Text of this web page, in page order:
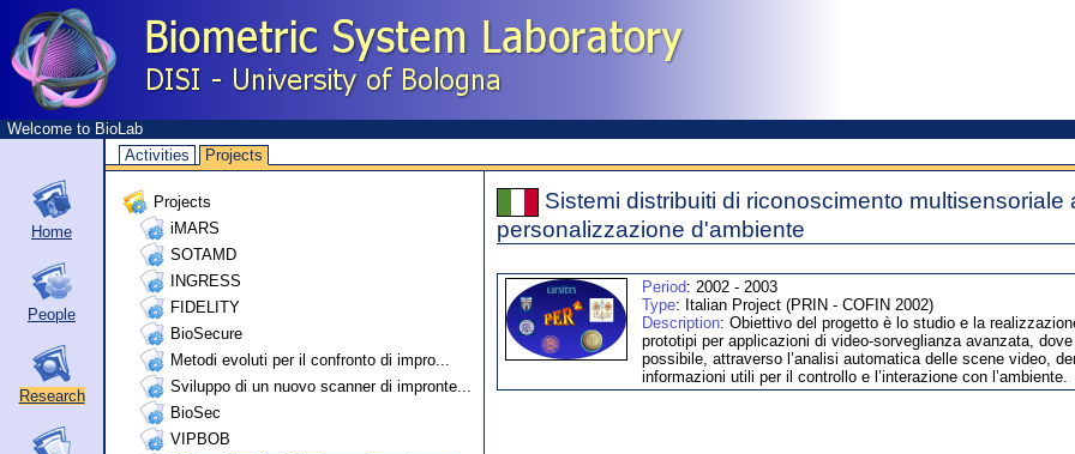
Welcome to BioLab
Activities
Projects
Home
People
Research
Projects
iMARS
SOTAMD
INGRESS
FIDELITY
BioSecure
Metodi evoluti per il confronto di impro...
Sviluppo di un nuovo scanner di impronte...
BioSec
VIPBOB
Sistemi distribuiti di riconoscimento
personalizzazione d'ambiente
Period: 2002 - 2003
Type: Italian Project (PRIN - COFIN 2002)
Description: Obiettivo del progetto è lo studio e la
prototipi per applicazioni di video-sorveglianza avanzata,
possibile, attraverso l’analisi automatica delle scene video,
informazioni utili per il controllo e l’interazione con l’ambiente.